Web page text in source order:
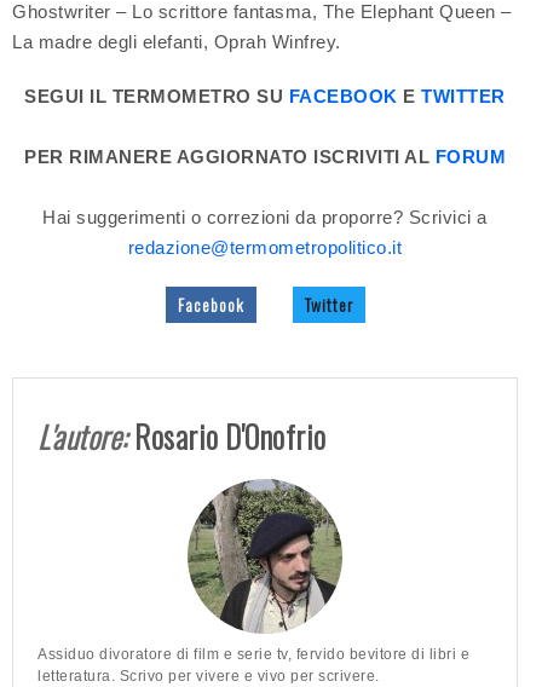
Ghostwriter – Lo scrittore fantasma, The Elephant Queen –
La madre degli elefanti, Oprah Winfrey.
SEGUI IL TERMOMETRO SU FACEBOOK ETWITTER
PER RIMANERE AGGIORNATO ISCRIVITI AL FORUM
Hai suggerimenti o correzioni da proporre? Scrivici a
redazione@termometropolitico.it
Facebook Twitter
L'autore:Rosario D'Onofrio
Assiduo divoratore di film e serie tv, fervido bevitore di libri e
letteratura. Scrivo per vivere e vivo per scrivere.